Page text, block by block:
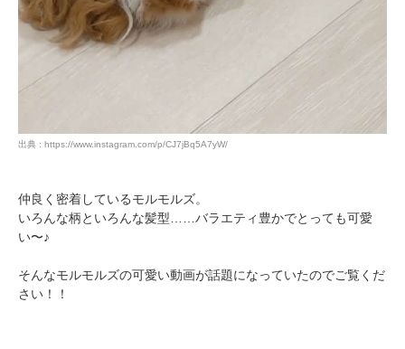
出典 : https://www.instagram.com/p/CJ7jBq5A7yW/
仲良く密着しているモルモルズ。
いろんな柄といろんな髪型……バラエティ豊かでとっても可愛
い〜♪
そんなモルモルズの可愛い動画が話題になっていたのでご覧くだ
さい！！